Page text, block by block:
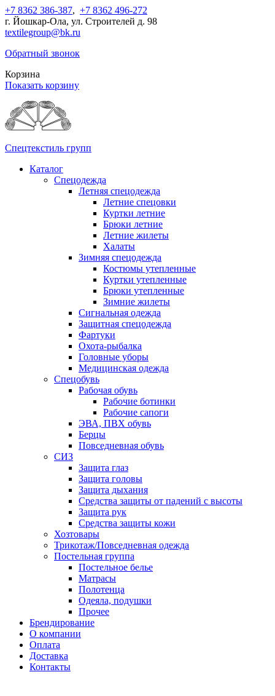
+7 8362 386-387, +7 8362 496-272
г. Йошкар-Ола, ул. Строителей д. 98
textilegroup@bk.ru
Обратный звонок
Корзина
Показать корзину
Спецтекстиль групп
Каталог
Спецодежда
Летняя спецодежда
Летние спецовки
Куртки летние
Брюки летние
Летние жилеты
Халаты
Зимняя спецодежда
Костюмы утепленные
Куртки утепленные
Брюки утепленные
Зимние жилеты
Сигнальная одежда
Защитная спецодежда
Фартуки
Охота-рыбалка
Головные уборы
Медицинская одежда
Спецобувь
Рабочая обувь
Рабочие ботинки
Рабочие сапоги
ЭВА, ПВХ обувь
Берцы
Повседневная обувь
СИЗ
Защита глаз
Защита головы
Защита дыхания
Средства защиты от падений с высоты
Защита рук
Средства защиты кожи
Хозтовары
Трикотаж/Повседневная одежда
Постельная группа
Постельное белье
Матрасы
Полотенца
Одеяла, подушки
Прочее
Брендирование
О компании
Оплата
Доставка
Контакты